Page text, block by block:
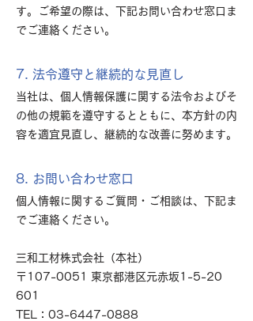
す。ご希望の際は、下記お問い合わせ窓口ま
でご連絡ください。
7. 法令遵守と継続的な見直し
当社は、個人情報保護に関する法令およびそ
の他の規範を遵守するとともに、本方針の内
容を適宜見直し、継続的な改善に努めます。
8. お問い合わせ窓口
個人情報に関するご質問・ご相談は、下記ま
でご連絡ください。
三和工材株式会社（本社）
〒107-0051 東京都港区元赤坂1-5-20
601
TEL：03-6447-0888